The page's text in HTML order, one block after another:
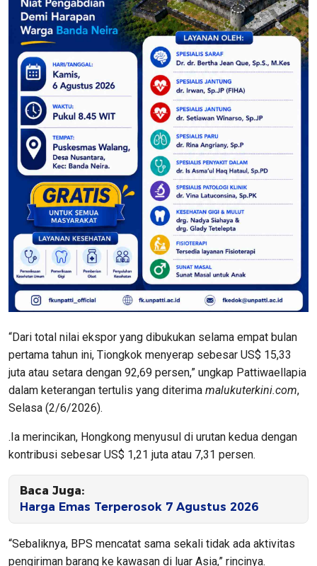
“Dari total nilai ekspor yang dibukukan selama empat bulan
pertama tahun ini, Tiongkok menyerap sebesar US$ 15,33
juta atau setara dengan 92,69 persen,” ungkap Pattiwaellapia
dalam keterangan tertulis yang diterima malukuterkini.com,
Selasa (2/6/2026).
.Ia merincikan, Hongkong menyusul di urutan kedua dengan
kontribusi sebesar US$ 1,21 juta atau 7,31 persen.
Baca Juga:
Harga Emas Terperosok 7 Agustus 2026
“Sebaliknya, BPS mencatat sama sekali tidak ada aktivitas
pengiriman barang ke kawasan di luar Asia,” rincinya.